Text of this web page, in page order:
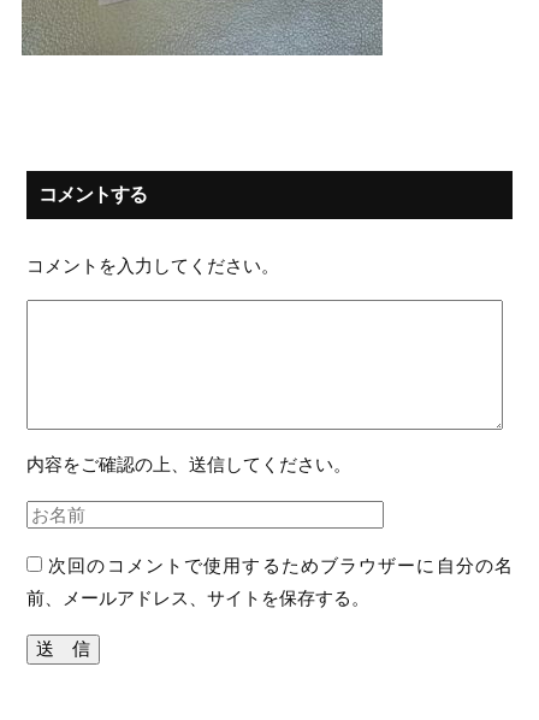
コメントする
コメントを入力してください。
内容をご確認の上、送信してください。
次回のコメントで使用するためブラウザーに自分の名
前、メールアドレス、サイトを保存する。